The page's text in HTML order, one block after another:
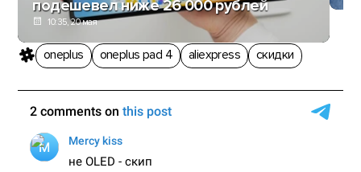
подешевел ниже 26 000 рублей
10:35, 20 мая
oneplus oneplus pad 4 aliexpress скидки